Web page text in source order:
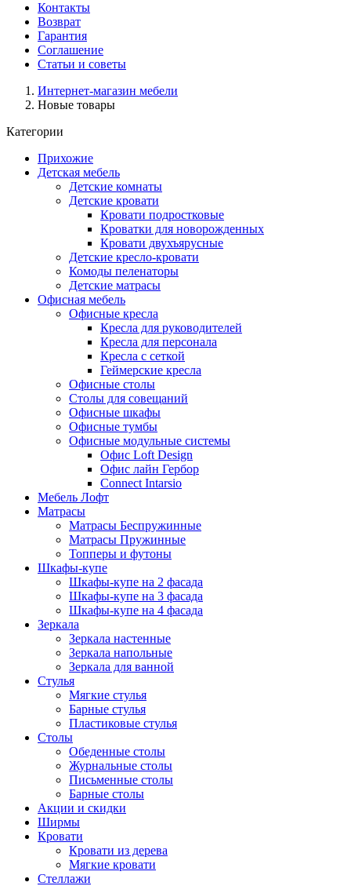
Контакты
Возврат
Гарантия
Соглашение
Статьи и советы
Интернет-магазин мебели
Новые товары
Категории
Прихожие
Детская мебель
Детские комнаты
Детские кровати
Кровати подростковые
Кроватки для новорожденных
Кровати двухъярусные
Детские кресло-кровати
Комоды пеленаторы
Детские матрасы
Офисная мебель
Офисные кресла
Кресла для руководителей
Кресла для персонала
Кресла с сеткой
Геймерские кресла
Офисные столы
Столы для совещаний
Офисные шкафы
Офисные тумбы
Офисные модульные системы
Офис Loft Design
Офис лайн Гербор
Connect Intarsio
Мебель Лофт
Матрасы
Матрасы Беспружинные
Матрасы Пружинные
Топперы и футоны
Шкафы-купе
Шкафы-купе на 2 фасада
Шкафы-купе на 3 фасада
Шкафы-купе на 4 фасада
Зеркала
Зеркала настенные
Зеркала напольные
Зеркала для ванной
Стулья
Мягкие стулья
Барные стулья
Пластиковые стулья
Столы
Обеденные столы
Журнальные столы
Письменные столы
Барные столы
Акции и скидки
Ширмы
Кровати
Кровати из дерева
Мягкие кровати
Стеллажи